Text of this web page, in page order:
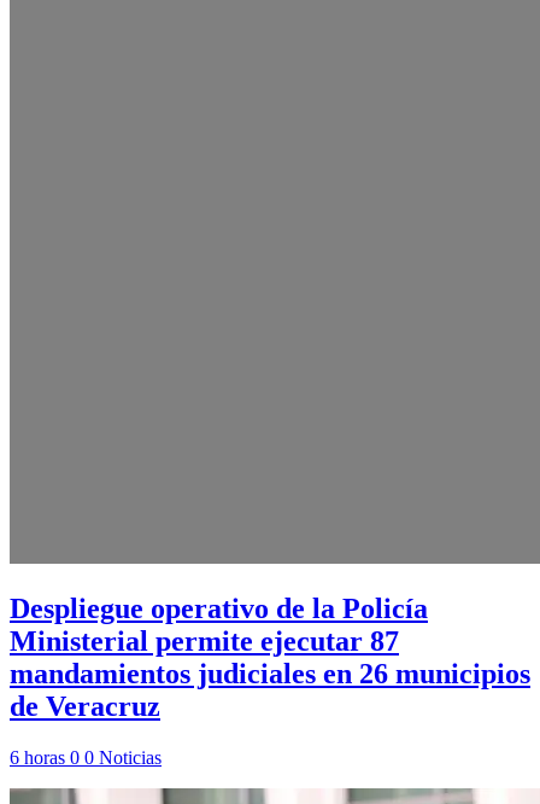
Despliegue operativo de la Policía
Ministerial permite ejecutar 87
mandamientos judiciales en 26 municipios
de Veracruz
6 horas 0 0 Noticias